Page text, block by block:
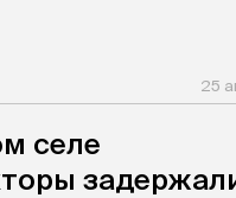
25
селе